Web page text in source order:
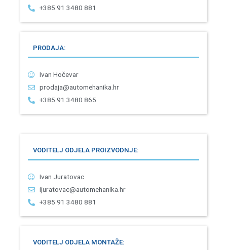
+385 91 3480 881
PRODAJA:
Ivan Hočevar
prodaja@automehanika.hr
+385 91 3480 865
VODITELJ ODJELA PROIZVODNJE:
Ivan Juratovac
ijuratovac@automehanika.hr
+385 91 3480 881
VODITELJ ODJELA MONTAŽE: